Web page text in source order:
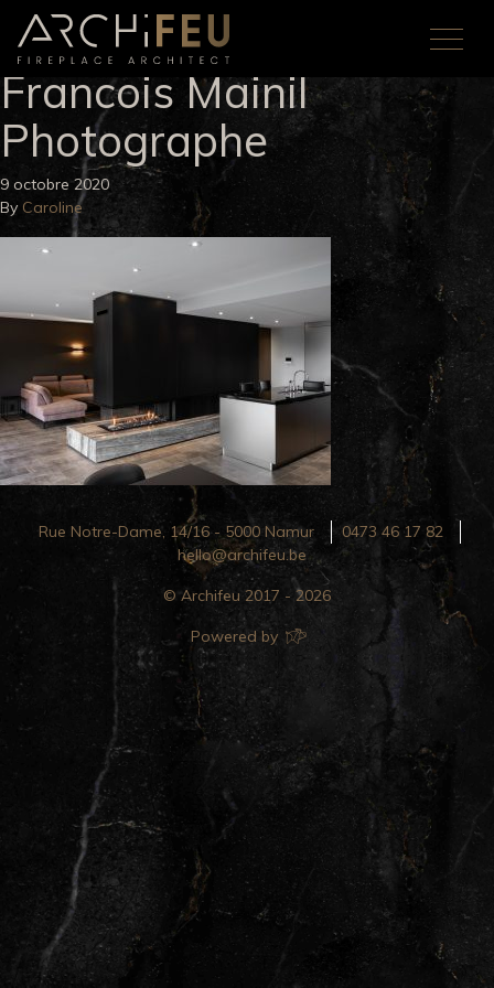
Francois Mainil
Photographe
9 octobre 2020
By Caroline
Rue Notre-Dame, 14/16 - 5000 Namur
0473 46 17 82
hello@archifeu.be
© Archifeu 2017 - 2026
Powered by